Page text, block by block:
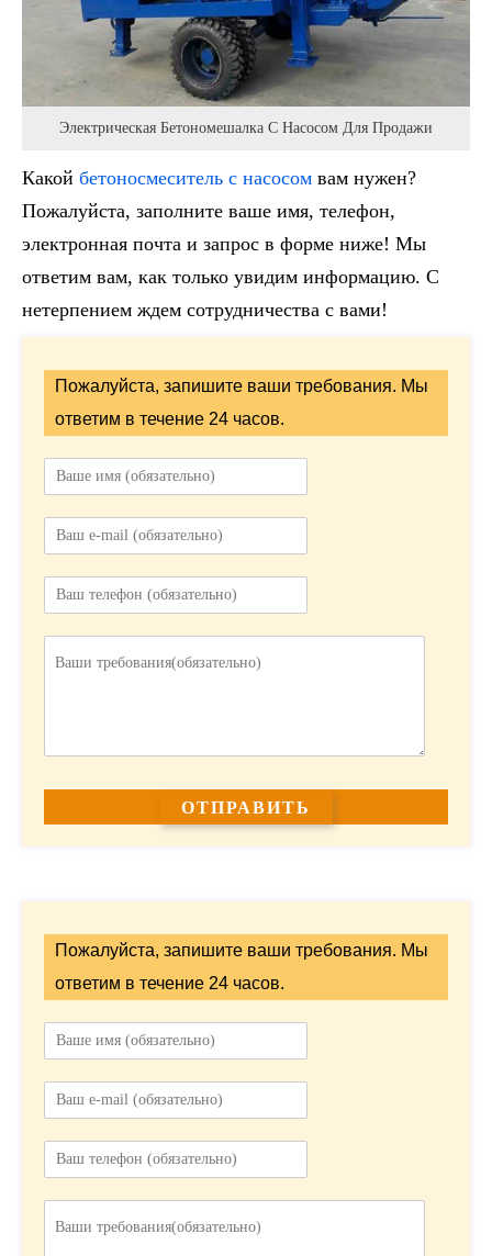
Электрическая Бетономешалка С Насосом Для Продажи
Какой бетоносмеситель с насосом вам нужен?
Пожалуйста, заполните ваше имя, телефон,
электронная почта и запрос в форме ниже! Мы
ответим вам, как только увидим информацию. С
нетерпением ждем сотрудничества с вами!
Пожалуйста, запишите ваши требования. Мы
ответим в течение 24 часов.
Пожалуйста, запишите ваши требования. Мы
ответим в течение 24 часов.